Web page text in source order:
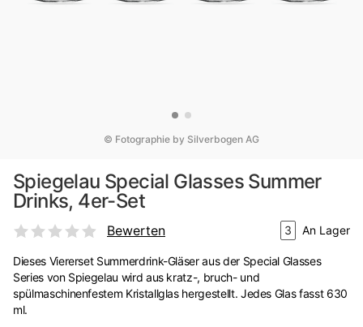
© Fotographie by Silverbogen AG
Spiegelau Special Glasses Summer
Drinks, 4er-Set
Bewerten 3 An Lager
Dieses Viererset Summerdrink-Gläser aus der Special Glasses
Series von Spiegelau wird aus kratz-, bruch- und
spülmaschinenfestem Kristallglas hergestellt. Jedes Glas fasst 630
ml.